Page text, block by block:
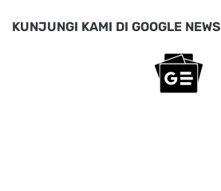
KUNJUNGI KAMI DI GOOGLE NEWS